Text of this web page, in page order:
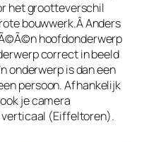
het grootteverschil
bouwwerk.Â Anders
hoofdonderwerp
correct in beeld
onderwerp is dan een
persoon. Afhankelijk
je camera
(Eiffeltoren).